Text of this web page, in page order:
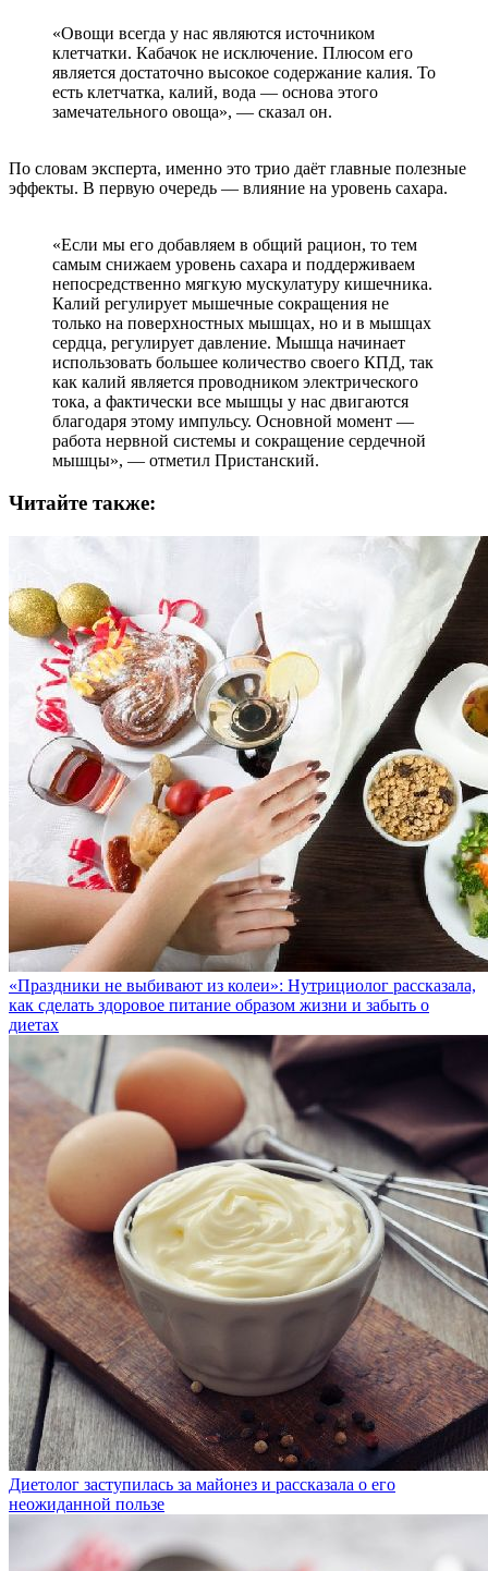
«Овощи всегда у нас являются источником
клетчатки. Кабачок не исключение. Плюсом его
является достаточно высокое содержание калия. То
есть клетчатка, калий, вода — основа этого
замечательного овоща», — сказал он.
По словам эксперта, именно это трио даёт главные полезные
эффекты. В первую очередь — влияние на уровень сахара.
«Если мы его добавляем в общий рацион, то тем
самым снижаем уровень сахара и поддерживаем
непосредственно мягкую мускулатуру кишечника.
Калий регулирует мышечные сокращения не
только на поверхностных мышцах, но и в мышцах
сердца, регулирует давление. Мышца начинает
использовать большее количество своего КПД, так
как калий является проводником электрического
тока, а фактически все мышцы у нас двигаются
благодаря этому импульсу. Основной момент —
работа нервной системы и сокращение сердечной
мышцы», — отметил Пристанский.
Читайте также:
«Праздники не выбивают из колеи»: Нутрициолог рассказала,
как сделать здоровое питание образом жизни и забыть о
диетах
Диетолог заступилась за майонез и рассказала о его
неожиданной пользе